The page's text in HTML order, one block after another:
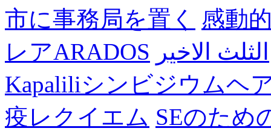
市に事務局を置く
感動
レアARADOS الثلث الاخير
Kapaliliシンビジウムヘ
疫レクイエム SEのため